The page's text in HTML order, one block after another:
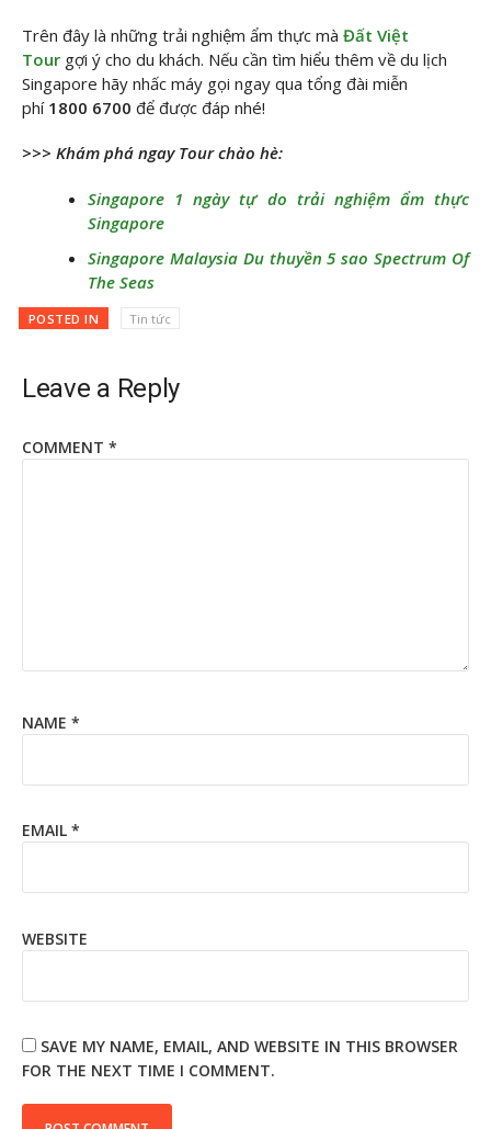
Trên đây là những trải nghiệm ẩm thực mà Đất Việt
Tour gợi ý cho du khách. Nếu cần tìm hiểu thêm về du lịch
Singapore hãy nhấc máy gọi ngay qua tổng đài miễn
phí 1800 6700 để được đáp nhé!
>>> Khám phá ngay Tour chào hè:
Singapore 1 ngày tự do trải nghiệm ẩm thực
Singapore
Singapore Malaysia Du thuyền 5 sao Spectrum Of
The Seas
POSTED IN Tin tức
Leave a Reply
COMMENT *
NAME *
EMAIL *
WEBSITE
SAVE MY NAME, EMAIL, AND WEBSITE IN THIS BROWSER
FOR THE NEXT TIME I COMMENT.